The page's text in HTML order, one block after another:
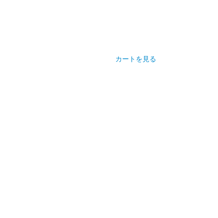
カートを見る